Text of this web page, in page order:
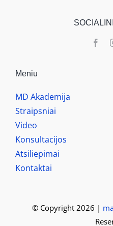
Meniu
MD Akademija
Straipsniai
Video
Konsultacijos
Atsiliepimai
Kontaktai
© Copyright 2026 |